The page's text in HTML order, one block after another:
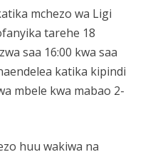
mchezo wa Ligi
tarehe 18
saa 16:00 kwa saa
katika kipindi
mbele kwa mabao 2-
huu wakiwa na